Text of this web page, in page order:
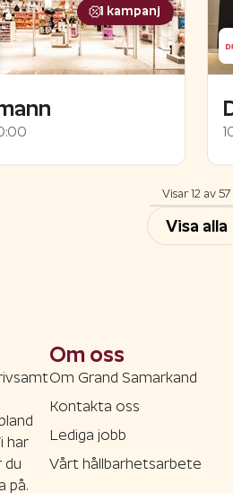
1 kampanj
Visar 12 av 57
Visa alla
har
du
på.
Om oss
Om Grand Samarkand
Kontakta oss
Lediga jobb
Vårt hållbarhetsarbete